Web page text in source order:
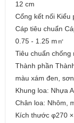
12 cm
Cổng kết nối Kiểu
Cáp tiêu chuẩn
0.75 - 1.25 m㎡
Tiêu chuẩn
Thành phần
màu xám đen,
Khung loa: Nhựa
Chân loa: Nhôm,
Kích thước φ270